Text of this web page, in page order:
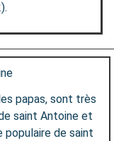
papas, sont très
saint Antoine et
populaire de saint